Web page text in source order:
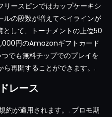
ースピンではカップケーキシ
ルの段数が増えてペイラインが
として、トーナメントの上位50
円のAmazonギフトカード
でも無料チップでのプレイを
再開することができます。.
レース
約が適用されます。. プロモ期